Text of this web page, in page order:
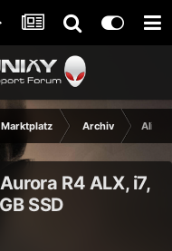
Marktplatz Archiv
R4 ALX, i7,
SSD